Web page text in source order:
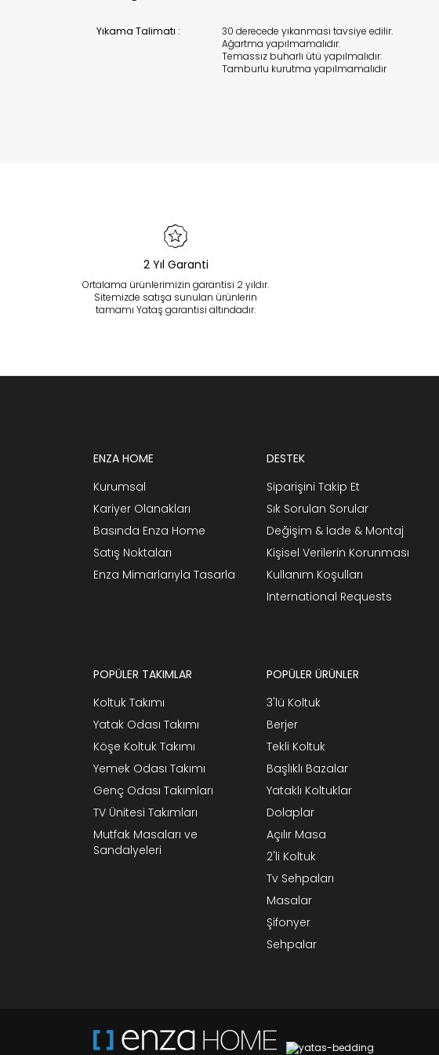
Yıkama Talimatı :
30 derecede yıkanması tavsiye edilir.
Ağartma yapılmamalıdır.
Temassız buharlı ütü yapılmalıdır.
Tamburlu kurutma yapılmamalıdır
2 Yıl Garanti
Ortalama ürünlerimizin garantisi 2 yıldır.
Sitemizde satışa sunulan ürünlerin
tamamı Yataş garantisi altındadır.
ENZA HOME
Kurumsal
Kariyer Olanakları
Basında Enza Home
Satış Noktaları
Enza Mimarlarıyla Tasarla
DESTEK
Siparişini Takip Et
Sık Sorulan Sorular
Değişim & İade & Montaj
Kişisel Verilerin Korunması
Kullanım Koşulları
International Requests
POPÜLER TAKIMLAR
Koltuk Takımı
Yatak Odası Takımı
Köşe Koltuk Takımı
Yemek Odası Takımı
Genç Odası Takımları
TV Ünitesi Takımları
Mutfak Masaları ve
Sandalyeleri
POPÜLER ÜRÜNLER
3'lü Koltuk
Berjer
Tekli Koltuk
Başlıklı Bazalar
Yataklı Koltuklar
Dolaplar
Açılır Masa
2'li Koltuk
Tv Sehpaları
Masalar
Şifonyer
Sehpalar